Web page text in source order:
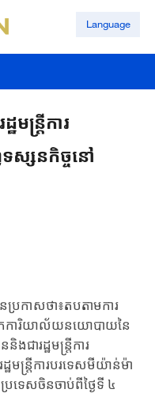
Language
ន្ត្រីការ
ស្សនកិច្ចនៅ
ប្រកាសថា៖តប​តាម​ការ
ការិយាល័យ​នយោ​បាយ​នៃ​
ជា​រដ្ឋមន្ត្រី​ការ
ន្ត្រីការបរទេសមីយ៉ាន់ម៉ា​
ទេស​ចិន​ចាប់ពីថ្ងៃទី ​៤